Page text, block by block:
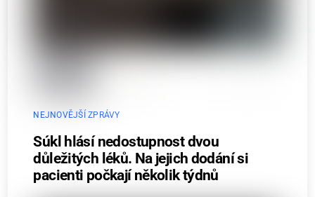
NEJNOVĚJŠÍ ZPRÁVY
Súkl hlásí nedostupnost dvou
důležitých léků. Na jejich dodání si
pacienti počkají několik týdnů